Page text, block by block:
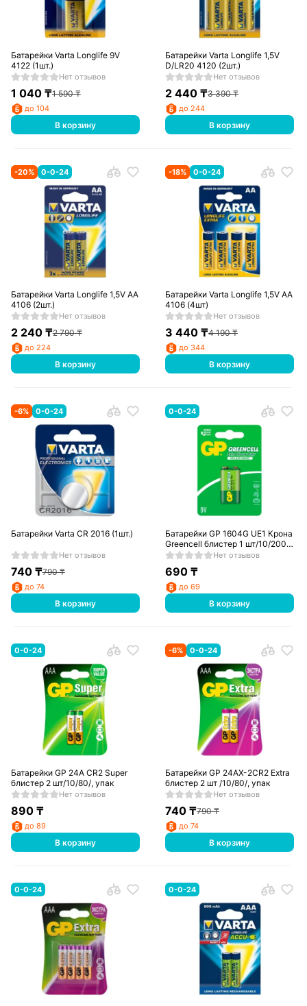
Батарейки Varta Longlife 9V
4122 (1шт.)
Нет отзывов
1 040₸1 590₸
до 104
В корзину
Батарейки Varta Longlife 1,5V
D/LR20 4120 (2шт.)
Нет отзывов
2 440 ₸3 390₸
до 244
В корзину
-20% 0-0-24
Батарейки Varta Longlife 1,5V AA
4106 (2шт.)
Нет отзывов
2 240₸2 790₸
до 224
В корзину
-18% 0-0-24
Батарейки Varta Longlife 1,5V AA
4106 (4шт)
Нет отзывов
3 440 ₸4 190₸
до 344
В корзину
-6% 0-0-24
Батарейки Varta CR 2016 (1шт.)
Нет отзывов
740₸790₸
до 74
В корзину
0-0-24
Батарейки GP 1604G UE1 Крона
Greencell блистер 1 шт/10/200/,
упак
Нет отзывов
690 ₸
до 69
В корзину
0-0-24
Батарейки GP 24A CR2 Super
блистер 2 шт/10/80/, упак
Нет отзывов
890₸
до 89
В корзину
-6% 0-0-24
Батарейки GP 24AX-2CR2 Extra
блистер 2 шт /10/80/, упак
Нет отзывов
740 ₸790₸
до 74
В корзину
0-0-24 0-0-24